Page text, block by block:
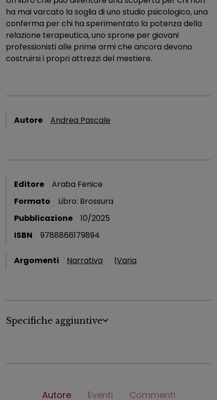
ha mai varcato la soglia di uno studio psicologico, una
conferma per chi ha sperimentato la potenza della
relazione terapeutica, uno sprone per giovani
professionisti alle prime armi che ancora devono
costruirsi i propri attrezzi del mestiere.
Autore Andrea Pascale
Editore
Araba Fenice
Formato
Libro: Brossura
Pubblicazione
10/2025
ISBN
9788866179894
Argomenti Narrativa Varia
Specifiche aggiuntive
Autore Eventi Commenti